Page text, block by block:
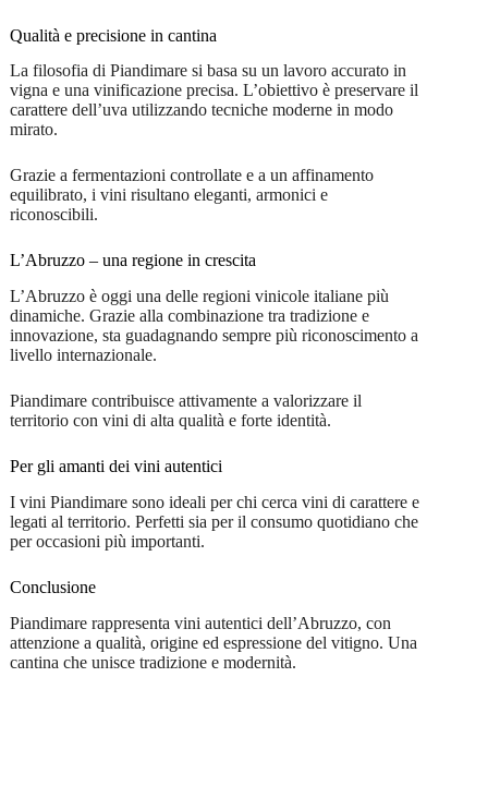
Qualità e precisione in cantina
La filosofia di Piandimare si basa su un lavoro accurato in
vigna e una vinificazione precisa. L’obiettivo è preservare il
carattere dell’uva utilizzando tecniche moderne in modo
mirato.
Grazie a fermentazioni controllate e a un affinamento
equilibrato, i vini risultano eleganti, armonici e
riconoscibili.
L’Abruzzo – una regione in crescita
L’Abruzzo è oggi una delle regioni vinicole italiane più
dinamiche. Grazie alla combinazione tra tradizione e
innovazione, sta guadagnando sempre più riconoscimento a
livello internazionale.
Piandimare contribuisce attivamente a valorizzare il
territorio con vini di alta qualità e forte identità.
Per gli amanti dei vini autentici
I vini Piandimare sono ideali per chi cerca vini di carattere e
legati al territorio. Perfetti sia per il consumo quotidiano che
per occasioni più importanti.
Conclusione
Piandimare rappresenta vini autentici dell’Abruzzo, con
attenzione a qualità, origine ed espressione del vitigno. Una
cantina che unisce tradizione e modernità.